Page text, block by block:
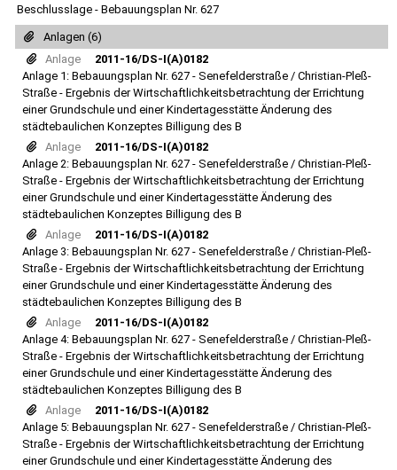
Beschlusslage - Bebauungsplan Nr. 627
Anlagen (6)
Anlage
2011-16/DS-I(A)0182
Anlage 1: Bebauungsplan Nr. 627 - Senefelderstraße / Christian-Pleß-
Straße - Ergebnis der Wirtschaftlichkeitsbetrachtung der Errichtung
einer Grundschule und einer Kindertagesstätte Änderung des
städtebaulichen Konzeptes Billigung des B
Anlage
2011-16/DS-I(A)0182
Anlage 2: Bebauungsplan Nr. 627 - Senefelderstraße / Christian-Pleß-
Straße - Ergebnis der Wirtschaftlichkeitsbetrachtung der Errichtung
einer Grundschule und einer Kindertagesstätte Änderung des
städtebaulichen Konzeptes Billigung des B
Anlage
2011-16/DS-I(A)0182
Anlage 3: Bebauungsplan Nr. 627 - Senefelderstraße / Christian-Pleß-
Straße - Ergebnis der Wirtschaftlichkeitsbetrachtung der Errichtung
einer Grundschule und einer Kindertagesstätte Änderung des
städtebaulichen Konzeptes Billigung des B
Anlage
2011-16/DS-I(A)0182
Anlage 4: Bebauungsplan Nr. 627 - Senefelderstraße / Christian-Pleß-
Straße - Ergebnis der Wirtschaftlichkeitsbetrachtung der Errichtung
einer Grundschule und einer Kindertagesstätte Änderung des
städtebaulichen Konzeptes Billigung des B
Anlage
2011-16/DS-I(A)0182
Anlage 5: Bebauungsplan Nr. 627 - Senefelderstraße / Christian-Pleß-
Straße - Ergebnis der Wirtschaftlichkeitsbetrachtung der Errichtung
einer Grundschule und einer Kindertagesstätte Änderung des